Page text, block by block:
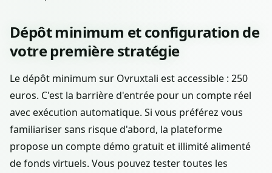
Dépôt minimum et configuration de
votre première stratégie
Le dépôt minimum sur Ovruxtali est accessible : 250
euros. C'est la barrière d'entrée pour un compte réel
avec exécution automatique. Si vous préférez vous
familiariser sans risque d'abord, la plateforme
propose un compte démo gratuit et illimité alimenté
de fonds virtuels. Vous pouvez tester toutes les